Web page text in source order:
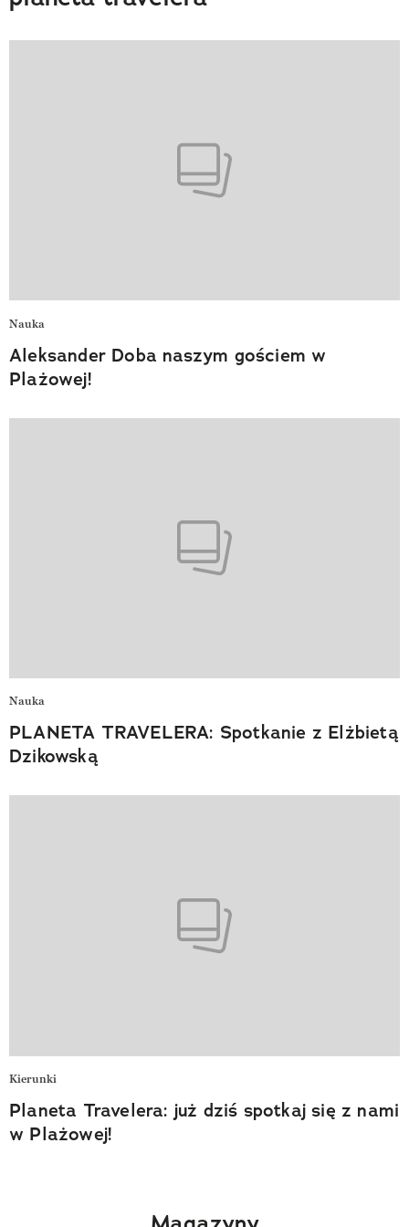
Nauka
Aleksander Doba naszym gościem w
Plażowej!
Nauka
PLANETA TRAVELERA: Spotkanie z Elżbietą
Dzikowską
Kierunki
Planeta Travelera: już dziś spotkaj się z nami
w Plażowej!